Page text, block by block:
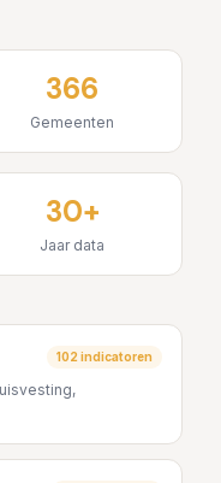
366
Gemeenten
30+
Jaar data
102 indicatoren